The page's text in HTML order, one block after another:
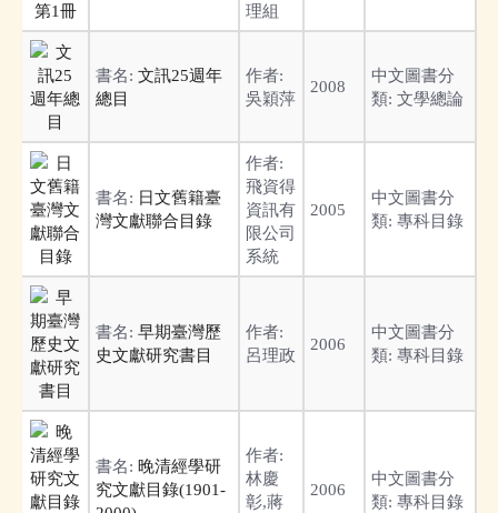
理組
書名: 文訊25週年
總目
作者:
吳穎萍
2008
中文圖書分
類: 文學總論
書名: 日文舊籍臺
灣文獻聯合目錄
作者:
飛資得
資訊有
限公司
系統
2005
中文圖書分
類: 專科目錄
書名: 早期臺灣歷
史文獻研究書目
作者:
呂理政
2006
中文圖書分
類: 專科目錄
書名: 晚清經學研
究文獻目錄(1901-
作者:
林慶
彰,蔣
2006
中文圖書分
類: 專科目錄